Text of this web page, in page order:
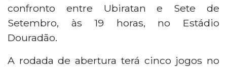
confronto entre Ubiratan e Sete de
Setembro, às 19 horas, no Estádio
Douradão.
A rodada de abertura terá cinco jogos no